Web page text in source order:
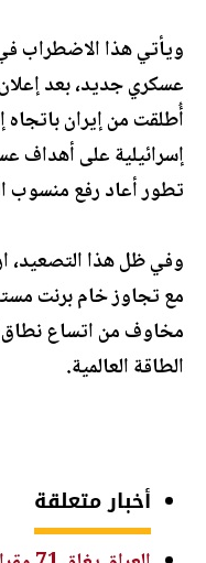
ويأتي هذا الاضطراب
عسكري جديد، بعد
أُطلقت من إيران باتجاه
إسرائيلية على أهداف
تطور أعاد رفع منسوب
مخاوف من اتساع نطاق
الطاقة العالمية.
أخبار متعلقة